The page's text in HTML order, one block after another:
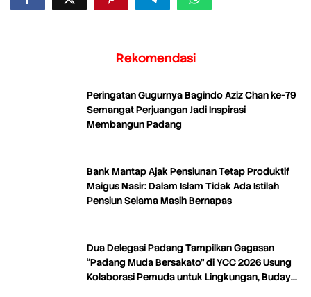
Rekomendasi
Peringatan Gugurnya Bagindo Aziz Chan ke-79
Semangat Perjuangan Jadi Inspirasi
Membangun Padang
Bank Mantap Ajak Pensiunan Tetap Produktif
Maigus Nasir: Dalam Islam Tidak Ada Istilah
Pensiun Selama Masih Bernapas
Dua Delegasi Padang Tampilkan Gagasan
“Padang Muda Bersakato” di YCC 2026 Usung
Kolaborasi Pemuda untuk Lingkungan, Budaya,